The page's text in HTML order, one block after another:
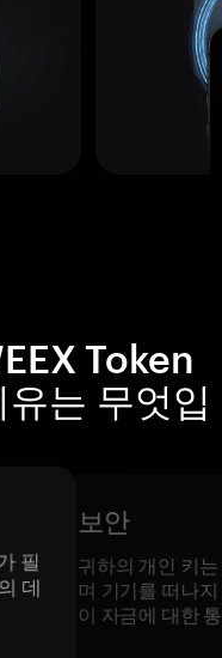
Token
는 무엇입
필
데
보안
귀하의 개인 키
며 기기를 떠나
이 자금에 대한